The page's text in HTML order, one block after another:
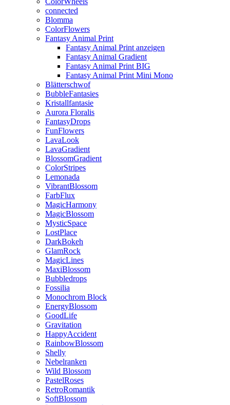
connected
Blomma
ColorFlowers
Fantasy Animal Print
Fantasy Animal Print anzeigen
Fantasy Animal Gradient
Fantasy Animal Print BIG
Fantasy Animal Print Mini Mono
Blätterschwof
BubbleFantasies
Kristallfantasie
Aurora Floralis
FantasyDrops
FunFlowers
LavaLook
LavaGradient
BlossomGradient
ColorStripes
Lemonada
VibrantBlossom
FarbFlux
MagicHarmony
MagicBlossom
MysticSpace
LostPlace
DarkBokeh
GlamRock
MagicLines
MaxiBlossom
Bubbledrops
Fossilia
Monochrom Block
EnergyBlossom
GoodLife
Gravitation
HappyAccident
RainbowBlossom
Shelly
Nebelranken
Wild Blossom
PastelRoses
RetroRomantik
SoftBlossom